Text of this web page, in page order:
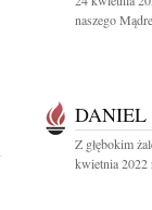
naszego
DANIEL
Z głębokim
kwietnia 2022